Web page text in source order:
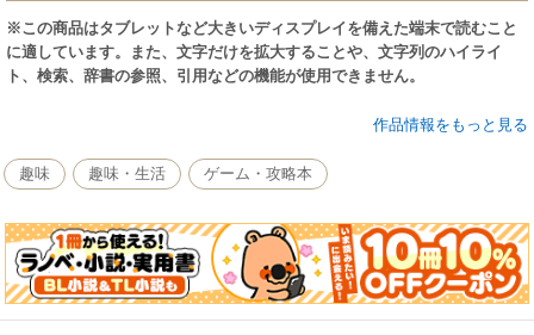
※この商品はタブレットなど大きいディスプレイを備えた端末で読むこと
に適しています。また、文字だけを拡大することや、文字列のハイライ
ト、検索、辞書の参照、引用などの機能が使用できません。
知られざる裏設定も満載！ モノノフ、主人公、ウタカタの里の住人たち
「古」から「乱」までの、すべての時代の時代背景も詳細に解説!!
作品情報をもっと見る
趣味 趣味・生活 ゲーム・攻略本